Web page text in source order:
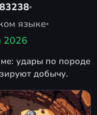
языке
2026
удары по породе
добычу.